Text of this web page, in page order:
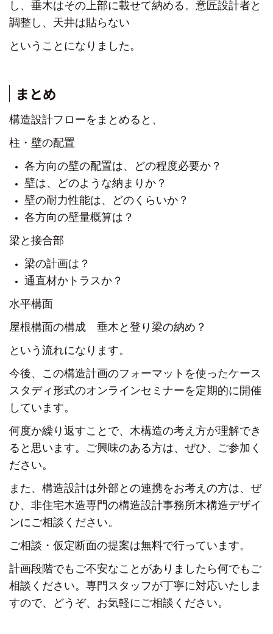
し、垂木はその上部に載せて納める。 意匠設計者と
調整し、天井は貼らない
ということになりました。
まとめ
構造設計フローをまとめると、
柱・壁の配置
各方向の壁の配置は、どの程度必要か？
壁は、どのような納まりか？
壁の耐力性能は、どのくらいか？
各方向の壁量概算は？
梁と接合部
梁の計画は？
通直材かトラスか？
水平構面
屋根構面の構成 垂木と登り梁の納め？
という流れになります。
今後、この構造計画のフォーマットを使ったケース
スタディ形式のオンラインセミナーを定期的に開催
しています。
何度か繰り返すことで、 木構造の考え方が理解でき
ると思います。 ご興味のある方は、ぜひ、ご参加く
ださい。
また、構造設計は外部との連携をお考えの方は、 ぜ
ひ、非住宅木造専門の構造設計事務所木構造デザイ
ンにご相談ください。
ご相談・仮定断面の提案は無料で行っています。
計画段階でもご不安なことがありましたら何でもご
相談ください。 専門スタッフが丁寧に対応いたしま
すので、
どうぞ、お気軽にご相談ください。